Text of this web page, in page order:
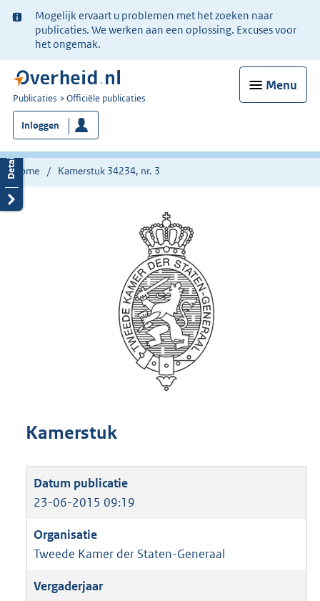
Ter
informatie:
Mogelijk ervaart u problemen met het zoeken naar
publicaties. We werken aan een oplossing. Excuses voor
het ongemak.
Menu
U
bent
nu
hier:
Publicaties Officiële publicaties
Inloggen
Home Kamerstuk 34234, nr. 3
Kamerstuk
23-06-2015 09:19
Tweede Kamer der Staten-Generaal